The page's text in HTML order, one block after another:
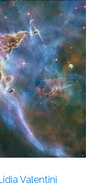
Valentini